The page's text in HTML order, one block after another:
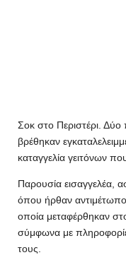
Σοκ στο Περιστέρι. Δύο
βρέθηκαν
καταγγελία γειτόνων
Παρουσία εισαγγελέα,
όπου ήρθαν
οποία μεταφέρθηκαν
σύμφωνα με
τους.